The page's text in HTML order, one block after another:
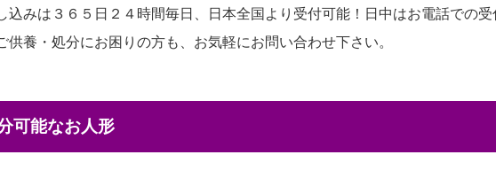
込みは３６５日２４時間毎日、日本全国より受付可能！日中はお電話での
供養・処分にお困りの方も、お気軽にお問い合わせ下さい。
分可能なお人形